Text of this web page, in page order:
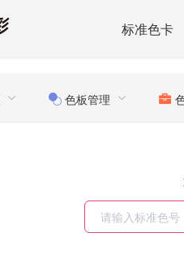
标准色卡
色板管理